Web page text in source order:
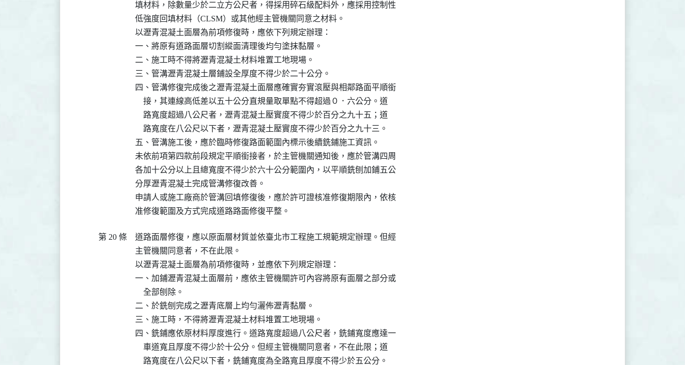
填材料，除數量少於二立方公尺者，得採用碎石級配料外，應採用控制性
低強度回填材料（CLSM）或其他經主管機關同意之材料。
以瀝青混凝土面層為前項修復時，應依下列規定辦理：
一、將原有道路面層切割縱面清理後均勻塗抹黏層。
二、施工時不得將瀝青混凝土材料堆置工地現場。
三、管溝瀝青混凝土層鋪設全厚度不得少於二十公分。
四、管溝修復完成後之瀝青混凝土面層應確實夯實滾壓與相鄰路面平順銜
    接，其連線高低差以五十公分直規量取單點不得超過０．六公分。道
    路寬度超過八公尺者，瀝青混凝土壓實度不得少於百分之九十五；道
    路寬度在八公尺以下者，瀝青混凝土壓實度不得少於百分之九十三。
五、管溝施工後，應於臨時修復路面範圍內標示後續銑鋪施工資訊。
未依前項第四款前段規定平順銜接者，於主管機關通知後，應於管溝四周
各加十公分以上且總寬度不得少於六十公分範圍內，以平順銑刨加鋪五公
分厚瀝青混凝土完成管溝修復改善。
申請人或施工廠商於管溝回填修復後，應於許可證核准修復期限內，依核
准修復範圍及方式完成道路路面修復平整。
第 20 條
道路面層修復，應以原面層材質並依臺北市工程施工規範規定辦理。但經
主管機關同意者，不在此限。
以瀝青混凝土面層為前項修復時，並應依下列規定辦理：
一、加鋪瀝青混凝土面層前，應依主管機關許可內容將原有面層之部分或
    全部刨除。
二、於銑刨完成之瀝青底層上均勻灑佈瀝青黏層。
三、施工時，不得將瀝青混凝土材料堆置工地現場。
四、銑鋪應依原材料厚度進行。道路寬度超過八公尺者，銑鋪寬度應達一
    車道寬且厚度不得少於十公分。但經主管機關同意者，不在此限；道
    路寬度在八公尺以下者，銑鋪寬度為全路寬且厚度不得少於五公分。